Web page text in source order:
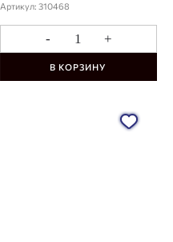
Артикул: 310468
- +
В КОРЗИНУ